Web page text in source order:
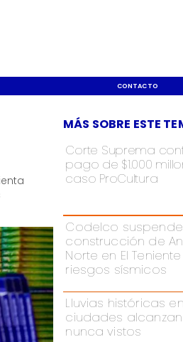
CONTACTO
Corte Suprema
pago de $1.000
caso ProCultura
Codelco suspende
construcción de
Norte en El
riesgos sísmicos
Lluvias históricas
ciudades
nunca vistos
MÁS SOBRE ESTE